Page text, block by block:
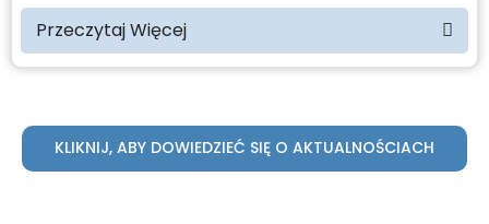
Przeczytaj Więcej
KLIKNIJ, ABY DOWIEDZIEĆ SIĘ O AKTUALNOŚCIACH